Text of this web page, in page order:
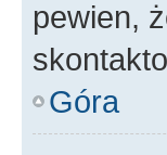
pewien,
Góra